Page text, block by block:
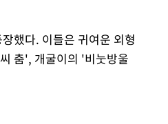
했다. 이들은 귀여운 외형
춤', 개굴이의 '비눗방울